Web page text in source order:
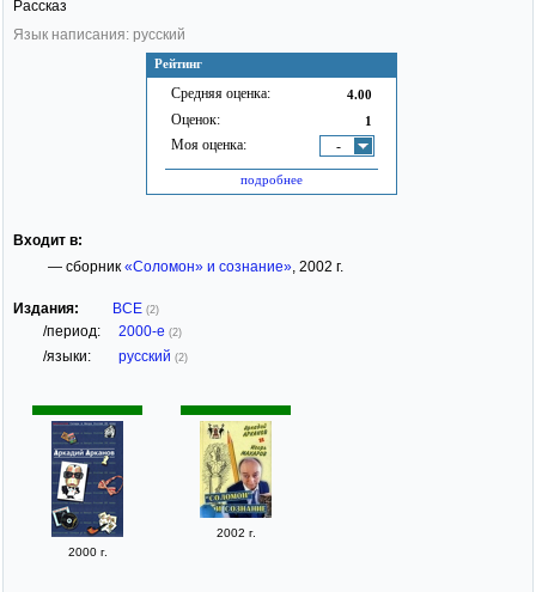
Рейтинг
Средняя оценка: 4.00
Оценок: 1
Моя оценка: -
подробнее
Рассказ
Язык написания: русский
Входит в:
— сборник «Соломон» и сознание», 2002 г.
Издания: ВСЕ (2)
/период: 2000-е (2)
/языки: русский (2)
2000 г.
2002 г.